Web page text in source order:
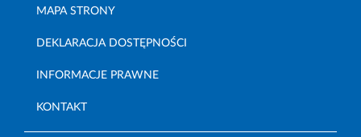
MAPA STRONY
DEKLARACJA DOSTĘPNOŚCI
INFORMACJE PRAWNE
KONTAKT